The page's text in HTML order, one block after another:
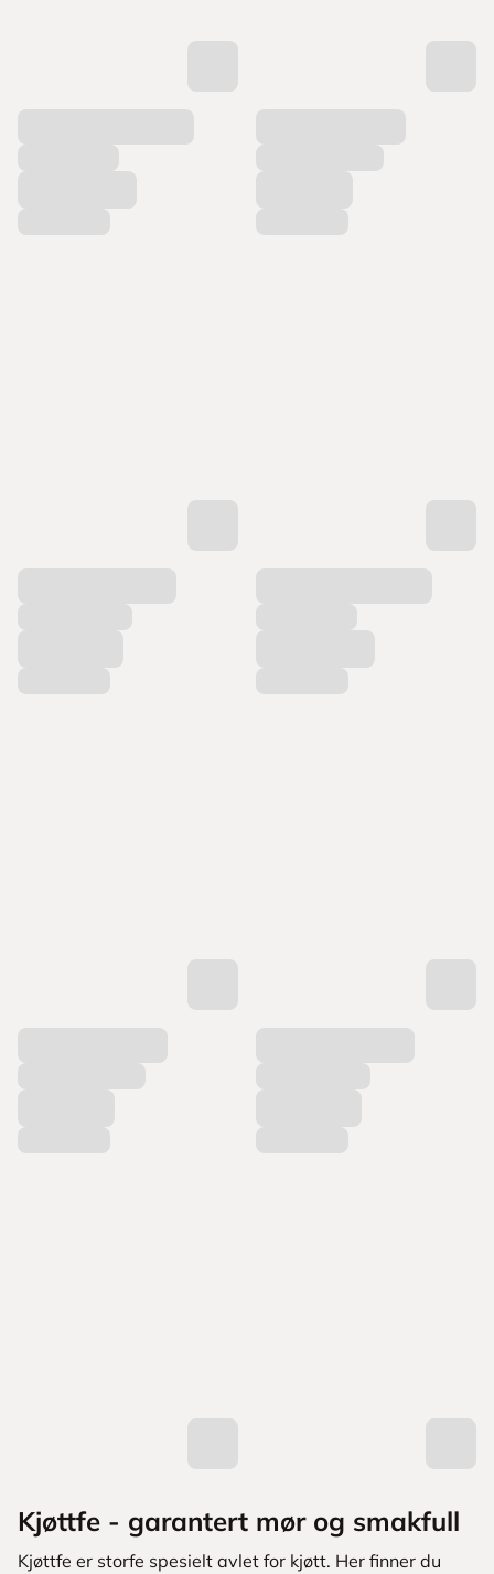
Kjøttfe - garantert mør og smakfull
Kjøttfe er storfe spesielt avlet for kjøtt. Her finner du